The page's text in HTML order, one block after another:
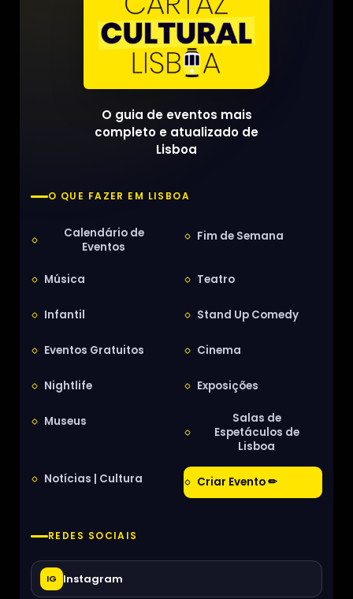
O guia de eventos mais
completo e atualizado de
Lisboa
O QUE FAZER EM LISBOA
Calendário de
Eventos
Fim de Semana
Música Teatro
Infantil Stand Up Comedy
Eventos Gratuitos Cinema
Nightlife Exposições
Museus
Salas de
Espetáculos de
Lisboa
Notícias | Cultura Criar Evento ✏
REDES SOCIAIS
IG Instagram